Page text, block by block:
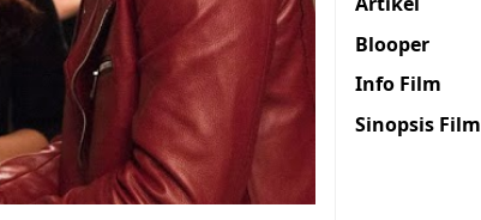
Blooper
Info Film
Sinopsis Film